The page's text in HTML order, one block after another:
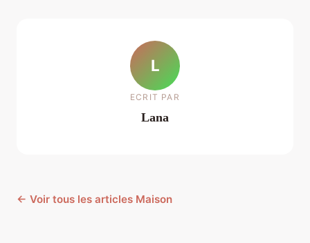
L
ECRIT PAR
Lana
← Voir tous les articles Maison